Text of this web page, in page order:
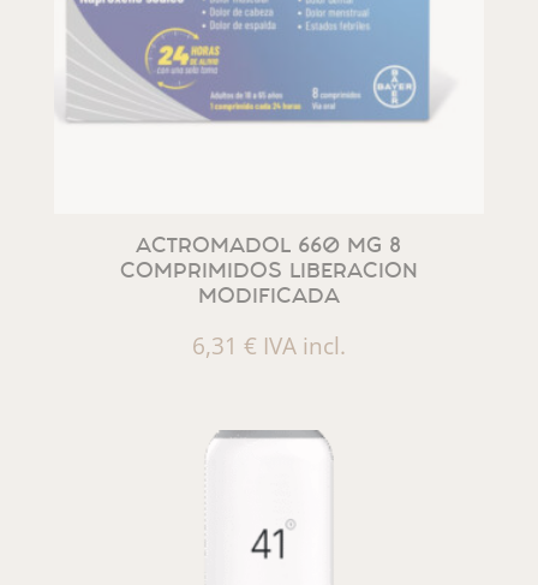
ACTROMADOL 660 MG 8
COMPRIMIDOS LIBERACION
MODIFICADA
6,31 € IVA incl.